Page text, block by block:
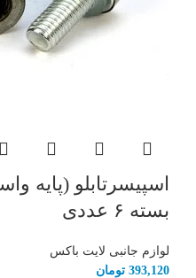
بسته ۶ عددی
لوازم جانبی لایت باکس
393,120 تومان